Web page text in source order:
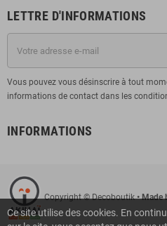
LETTRE D'INFORMATIONS
Vous pouvez vous désinscrire à tout
informations de contact dans les
INFORMATIONS
Copyright © Decoboutik• Made
Ce site utilise des cookies. En